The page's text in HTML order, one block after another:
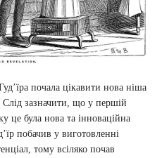
почала цікавити нова ніша
зазначити, що у першій
це була нова та інноваційна
побачив у виготовленні
тому всіляко почав